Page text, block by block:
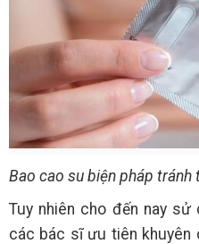
Bao cao su biện pháp tránh
Tuy nhiên cho đến nay
các bác sĩ ưu tiên khuyên